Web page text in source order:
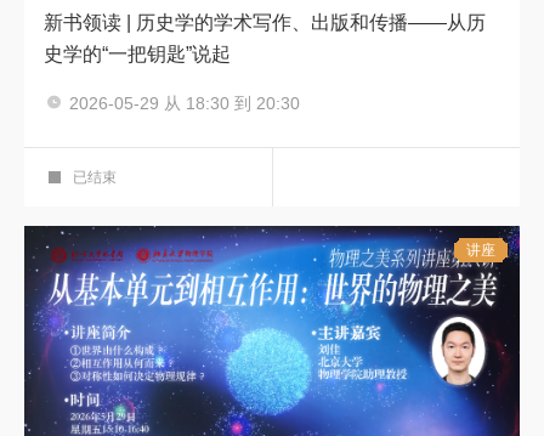
新书领读 | 历史学的学术写作、出版和传播——从历
史学的“一把钥匙”说起
主讲人：李孝聪、成一农
2026-05-29 从 18:30 到 20:30
艺术鉴赏厅
列活动
第十一期
已结束
讲座